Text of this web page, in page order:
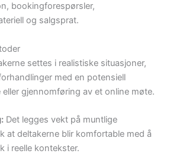
bookingforespørsler,
og salgsprat.
settes i realistiske situasjoner,
med en potensiell
gjennomføring av et online møte.
Det legges vekt på muntlige
at deltakerne blir komfortable med å
i reelle kontekster.